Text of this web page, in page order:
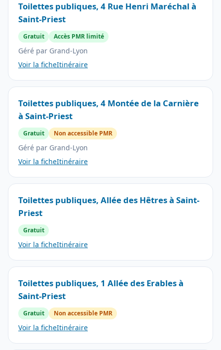
Toilettes publiques, 4 Rue Henri Maréchal à
Saint-Priest
Gratuit Accès PMR limité
Géré par Grand-Lyon
Voir la ficheItinéraire
Toilettes publiques, 4 Montée de la Carnière
à Saint-Priest
Gratuit Non accessible PMR
Géré par Grand-Lyon
Voir la ficheItinéraire
Toilettes publiques, Allée des Hêtres à Saint-
Priest
Gratuit
Voir la ficheItinéraire
Toilettes publiques, 1 Allée des Erables à
Saint-Priest
Gratuit Non accessible PMR
Voir la ficheItinéraire